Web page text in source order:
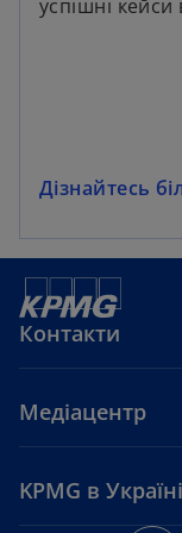
успішні кейси
Дізнайтесь
Контакти
Медіацентр
KPMG в Україні